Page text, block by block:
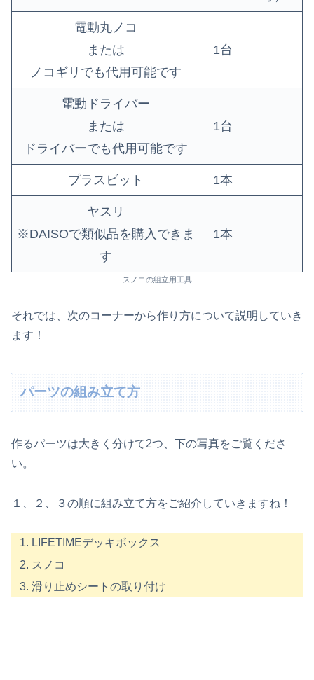
電動丸ノコ
または
ノコギリでも代用可能です
1台
電動ドライバー
または
ドライバーでも代用可能です
1台
プラスビット 1本
ヤスリ
※DAISOで類似品を購入できま
す
1本
スノコの組立用工具
それでは、次のコーナーから作り方について説明していき
ます！
パーツの組み立て方
作るパーツは大きく分けて2つ、下の写真をご覧くださ
い。
１、２、３の順に組み立て方をご紹介していきますね！
LIFETIMEデッキボックス
スノコ
滑り止めシートの取り付け